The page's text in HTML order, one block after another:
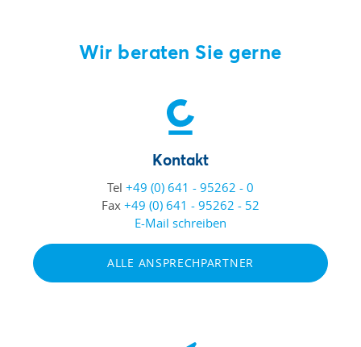
Wir beraten Sie gerne
Kontakt
Tel +49 (0) 641 - 95262 - 0
Fax +49 (0) 641 - 95262 - 52
E-Mail schreiben
ALLE ANSPRECHPARTNER